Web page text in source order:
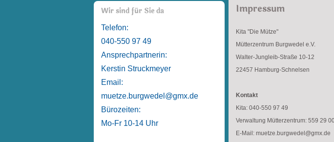
Impressum
Kita "Die Mütze"
Mütterzentrum Burgwedel e.V.
Walter-Jungleib-Straße 10-12
22457 Hamburg-Schnelsen
Kontakt
Kita: 040-550 97 49
Verwaltung Mütterzentrum: 559 29
E-Mail: muetze.burgwedel@gmx.de
Wir sind für Sie da
Telefon:
040-550 97 49
Ansprechpartnerin:
Kerstin Struckmeyer
Email:
muetze.burgwedel@gmx.de
Bürozeiten:
Mo-Fr 10-14 Uhr